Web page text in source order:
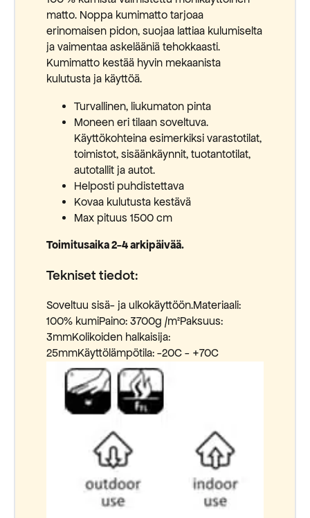
matto. Noppa kumimatto tarjoaa
erinomaisen pidon, suojaa lattiaa kulumiselta
ja vaimentaa askelääniä tehokkaasti.
Kumimatto kestää hyvin mekaanista
kulutusta ja käyttöä.
Turvallinen, liukumaton pinta
Moneen eri tilaan soveltuva.
Käyttökohteina esimerkiksi varastotilat,
toimistot, sisäänkäynnit, tuotantotilat,
autotallit ja autot.
Helposti puhdistettava
Kovaa kulutusta kestävä
Max pituus 1500 cm
Toimitusaika 2-4 arkipäivää.
Tekniset tiedot:
Soveltuu sisä- ja ulkokäyttöön.Materiaali:
100% kumiPaino: 3700g /m²Paksuus:
3mmKolikoiden halkaisija:
25mmKäyttölämpötila: -20C - +70C